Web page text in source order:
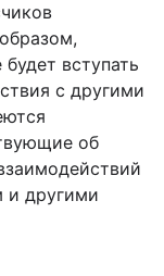
вступать
с другими
об
и другими